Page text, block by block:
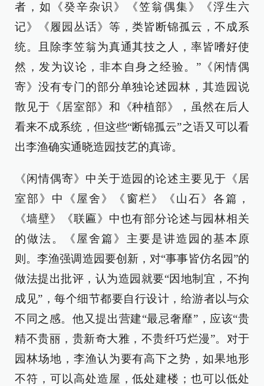
者，如《癸辛杂识》《笠翁偶集》《浮生六
记》《履园丛话》等，类皆断锦孤云，不成系
统。且除李笠翁为真通其技之人，率皆嗜好使
然，发为议论，非本自身之经验。”《闲情偶
寄》没有专门的部分单独论述园林，其造园说
散见于《居室部》和《种植部》，虽然在后人
看来不成系统，但这些“断锦孤云”之语又可以看
出李渔确实通晓造园技艺的真谛。
《闲情偶寄》中关于造园的论述主要见于《居
室部》中《屋舍》《窗栏》《山石》各篇，
《墙壁》《联匾》中也有部分论述与园林相关
的做法。《屋舍篇》主要是讲造园的基本原
则。李渔强调造园要创新，对“事事皆仿名园”的
做法提出批评，认为造园就要“因地制宜，不拘
成见”，每个细节都要自行设计，给游者以与众
不同之感。他又提出营建“最忌奢靡”，应该“贵
精不贵丽，贵新奇大雅，不贵纤巧烂漫”。对于
园林场地，李渔认为要有高下之势，如果地形
不符，可以高处造屋，低处建楼；也可以低处